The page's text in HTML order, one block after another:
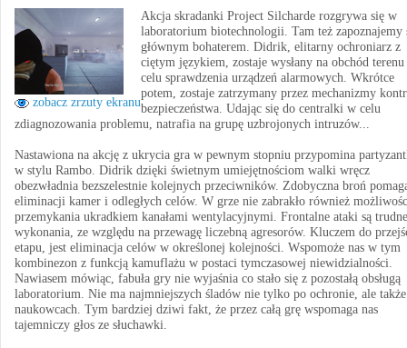
zobacz zrzuty ekranu
Akcja skradanki Project Silcharde rozgrywa się w
laboratorium biotechnologii. Tam też zapoznajemy
głównym bohaterem. Didrik, elitarny ochroniarz z
ciętym językiem, zostaje wysłany na obchód
celu sprawdzenia urządzeń alarmowych. Wkrótce
potem, zostaje zatrzymany przez mechanizmy
bezpieczeństwa. Udając się do centralki w celu
zdiagnozowania problemu, natrafia na grupę uzbrojonych intruzów...
Nastawiona na akcję z ukrycia gra w pewnym stopniu przypomina
w stylu Rambo. Didrik dzięki świetnym umiejętnościom walki wręcz
obezwładnia bezszelestnie kolejnych przeciwników. Zdobyczna broń
eliminacji kamer i odległych celów. W grze nie zabrakło również
przemykania ukradkiem kanałami wentylacyjnymi. Frontalne ataki są
wykonania, ze względu na przewagę liczebną agresorów. Kluczem do
etapu, jest eliminacja celów w określonej kolejności. Wspomoże nas w tym
kombinezon z funkcją kamuflażu w postaci tymczasowej niewidzialności.
Nawiasem mówiąc, fabuła gry nie wyjaśnia co stało się z pozostałą obsługą
laboratorium. Nie ma najmniejszych śladów nie tylko po ochronie, ale
naukowcach. Tym bardziej dziwi fakt, że przez całą grę wspomaga nas
tajemniczy głos ze słuchawki.